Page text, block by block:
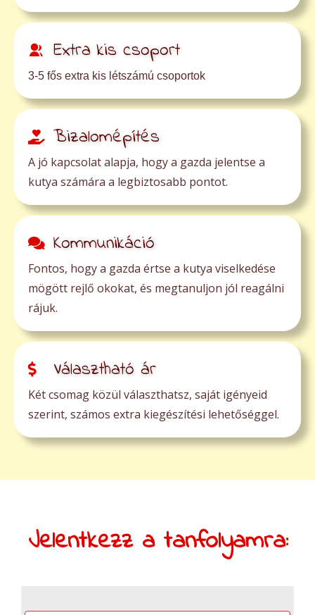
Extra kis csoport
3-5 fős extra kis létszámú csoportok
Bizalomépítés
A jó kapcsolat alapja, hogy a gazda jelentse a
kutya számára a legbiztosabb pontot.
Kommunikáció
Fontos, hogy a gazda értse a kutya viselkedése
mögött rejlő okokat, és megtanuljon jól reagálni
rájuk.
Választható ár
Két csomag közül választhatsz, saját igényeid
szerint, számos extra kiegészítési lehetőséggel.
Jelentkezz a tanfolyamra: